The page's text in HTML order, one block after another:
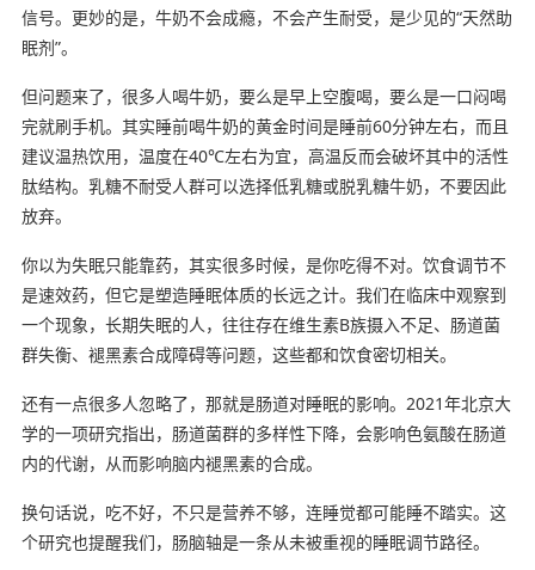
信号。更妙的是，牛奶不会成瘾，不会产生耐受，是少见的“天然助
眠剂”。
但问题来了，很多人喝牛奶，要么是早上空腹喝，要么是一口闷喝
完就刷手机。其实睡前喝牛奶的黄金时间是睡前60分钟左右，而且
建议温热饮用，温度在40℃左右为宜，高温反而会破坏其中的活性
肽结构。乳糖不耐受人群可以选择低乳糖或脱乳糖牛奶，不要因此
放弃。
你以为失眠只能靠药，其实很多时候，是你吃得不对。饮食调节不
是速效药，但它是塑造睡眠体质的长远之计。我们在临床中观察到
一个现象，长期失眠的人，往往存在维生素B族摄入不足、肠道菌
群失衡、褪黑素合成障碍等问题，这些都和饮食密切相关。
还有一点很多人忽略了，那就是肠道对睡眠的影响。2021年北京大
学的一项研究指出，肠道菌群的多样性下降，会影响色氨酸在肠道
内的代谢，从而影响脑内褪黑素的合成。
换句话说，吃不好，不只是营养不够，连睡觉都可能睡不踏实。这
个研究也提醒我们，肠脑轴是一条从未被重视的睡眠调节路径。